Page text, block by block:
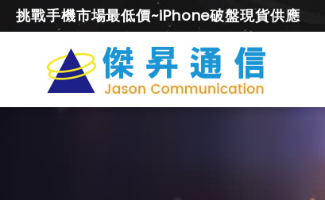
挑戰手機市場最低價~iPhone破盤現貨供應